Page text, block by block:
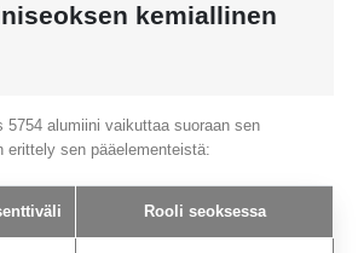
kemiallinen
5754 alumiini vaikuttaa suoraan sen
erittely sen pääelementeistä:
Rooli seoksessa